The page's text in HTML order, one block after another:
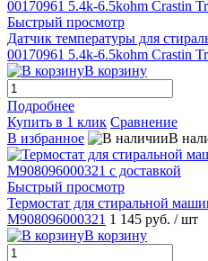
Быстрый просмотр
Датчик температуры для
00170961 5.4k-6.5kohm Crastin
В корзину
Подробнее
Купить в 1 клик Сравнение
В избранное
В
Быстрый просмотр
Термостат для стиральной
M908096000321 1 145 руб. / шт
В корзину